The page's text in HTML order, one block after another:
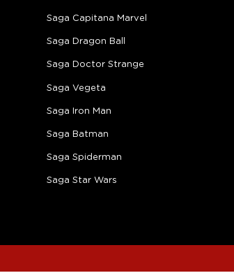
Saga Capitana Marvel
Saga Dragon Ball
Saga Doctor Strange
Saga Vegeta
Saga Iron Man
Saga Batman
Saga Spiderman
Saga Star Wars